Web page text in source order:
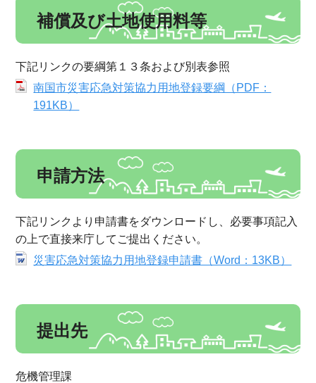
補償及び土地使用料等
下記リンクの要綱第１３条および別表参照
南国市災害応急対策協力用地登録要綱（PDF：
191KB）
申請方法
下記リンクより申請書をダウンロードし、必要事項記入
の上で直接来庁してご提出ください。
災害応急対策協力用地登録申請書（Word：13KB）
提出先
危機管理課